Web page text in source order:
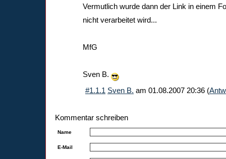
Vermutlich wurde dann der Link in einem
nicht verarbeitet wird...
MfG
Sven B.
#1.1.1 Sven B. am 01.08.2007 20:36 (
Kommentar schreiben
Name
E-Mail